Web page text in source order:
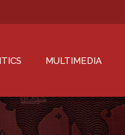
MULTIMEDIA